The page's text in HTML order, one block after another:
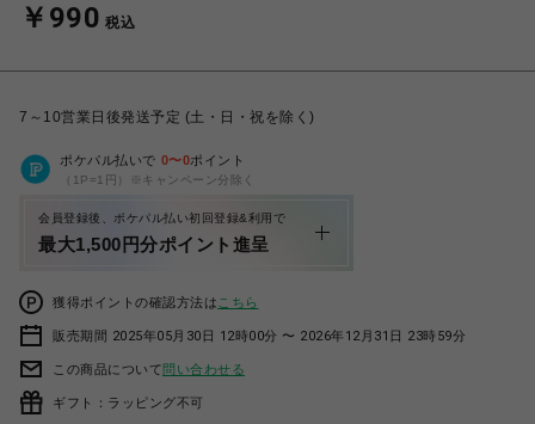
￥990 税込
7～10営業日後発送予定 (土・日・祝を除く)
ポケパル払いで 0〜0ポイント
（1P=1円）※キャンペーン分除く
会員登録後、ポケパル払い初回登録&利用で
最大1,500円分ポイント進呈
獲得ポイントの確認方法は こちら
販売期間 2025年05月30日 12時00分 〜 2026年12月31日 23時59分
この商品について問い合わせる
ギフト：ラッピング不可